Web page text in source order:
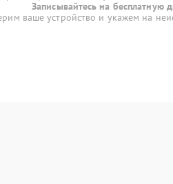
Записывайтесь на бесплатную
ваше устройство и укажем на